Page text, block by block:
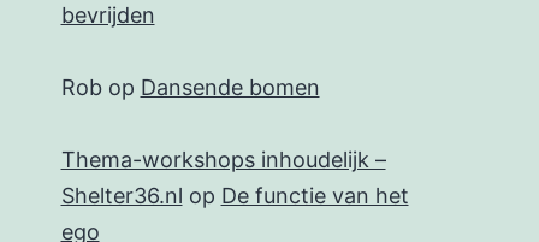
bevrijden
Robop Dansende bomen
Thema-workshops inhoudelijk –
Shelter36.nl op De functie van het
ego